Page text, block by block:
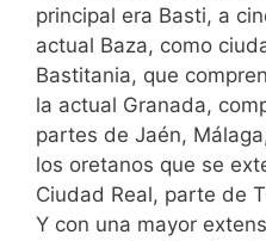
principal era Basti, a
actual Baza, como
Bastitania, que
la actual Granada,
partes de Jaén,
los oretanos que se
Ciudad Real, parte de
Y con una mayor